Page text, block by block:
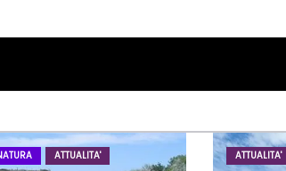
ATTUALITA'
ATTUALITA'